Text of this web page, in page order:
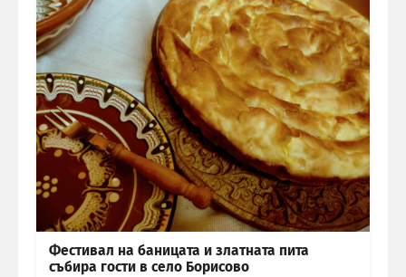
Фестивал на баницата и златната пита
събира гости в село Борисово